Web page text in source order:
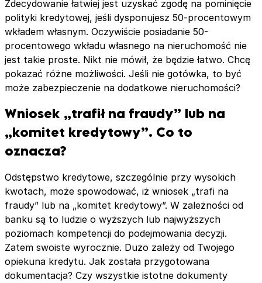
Zdecydowanie łatwiej jest uzyskać zgodę na pominięcie
polityki kredytowej, jeśli dysponujesz 50-procentowym
wkładem własnym. Oczywiście posiadanie 50-
procentowego wkładu własnego na nieruchomość nie
jest takie proste. Nikt nie mówił, że będzie łatwo. Chcę
pokazać różne możliwości. Jeśli nie gotówka, to być
może zabezpieczenie na dodatkowe nieruchomości?
Wniosek „trafił na fraudy” lub na
„komitet kredytowy”. Co to
oznacza?
Odstępstwo kredytowe, szczególnie przy wysokich
kwotach, może spowodować, iż wniosek „trafi na
fraudy” lub na „komitet kredytowy”. W zależności od
banku są to ludzie o wyższych lub najwyższych
poziomach kompetencji do podejmowania decyzji.
Zatem swoiste wyrocznie. Dużo zależy od Twojego
opiekuna kredytu. Jak została przygotowana
dokumentacja? Czy wszystkie istotne dokumenty